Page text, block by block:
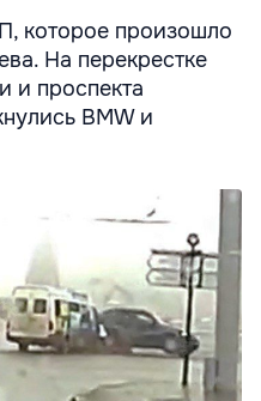
которое произошло
На перекрестке
и проспекта
BMW и